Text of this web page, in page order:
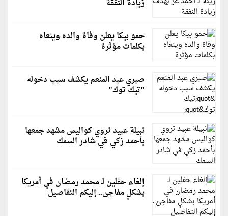
زيادة النفقة
حمو بيكا يعلن وفاة والده وينعاه
بكلمات مؤثرة
صبري عبد المنعم يكشف سبب دخوله
"تيك توك"
نبيلة عبيد تروي كواليس مشهد جمعها
بأحمد زكي في شادر السمك
إلغاء حفلين لـ محمد رمضان في أمريكا
بشكلٍ مفاجئ.. إليكم التفاصيل